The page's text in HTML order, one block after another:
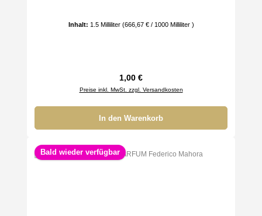
Inhalt: 1.5 Milliliter (666,67 € / 1000 Milliliter )
Regulärer Preis:
1,00 €
Preise inkl. MwSt. zzgl. Versandkosten
In den Warenkorb
Bald wieder verfügbar